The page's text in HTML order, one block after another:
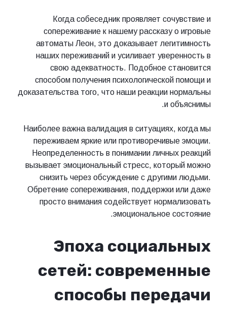
Когда собеседник проявляет сочувствие и
сопереживание к нашему рассказу о игровые
автоматы Леон, это доказывает легитимность
наших переживаний и усиливает уверенность в
свою адекватность. Подобное становится
способом получения психологической помощи и
доказательства того, что наши реакции нормальны
и объяснимы.
Наиболее важна валидация в ситуациях, когда мы
переживаем яркие или противоречивые эмоции.
Неопределенность в понимании личных реакций
вызывает эмоциональный стресс, который можно
снизить через обсуждение с другими людьми.
Обретение сопереживания, поддержки или даже
просто внимания содействует нормализовать
эмоциональное состояние.
Эпоха социальных
сетей: современные
способы передачи